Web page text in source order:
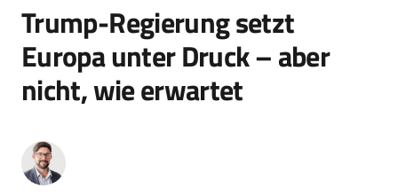
Trump-Regierung setzt
Europa unter Druck – aber
nicht, wie erwartet